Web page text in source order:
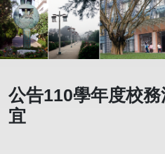
公告110學年度校
宜